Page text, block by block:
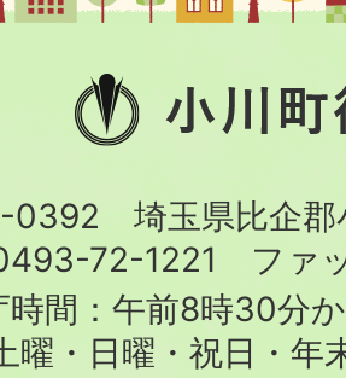
小
川
役
場
0392 埼玉県比企郡
72-1221
ファ
時間：午前8時30分
曜・日曜・祝日・年